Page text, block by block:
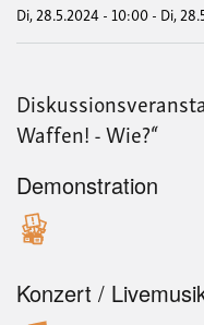
Di, 28.5.2024 - 10:00- Di,
Waffen! - Wie?“
Demonstration
Konzert /